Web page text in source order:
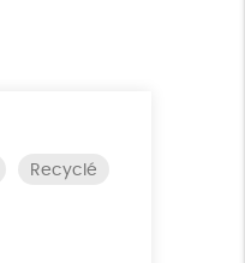
Recyclé